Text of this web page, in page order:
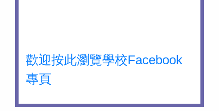
歡迎按此瀏覽學校Facebook
專頁